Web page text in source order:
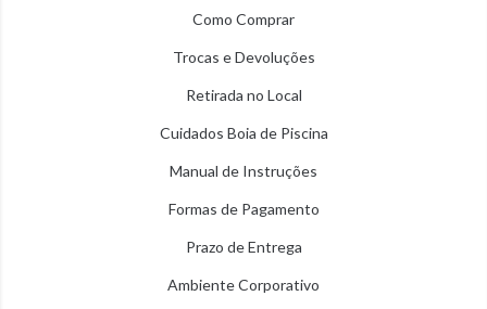
Como Comprar
Trocas e Devoluções
Retirada no Local
Cuidados Boia de Piscina
Manual de Instruções
Formas de Pagamento
Prazo de Entrega
Ambiente Corporativo